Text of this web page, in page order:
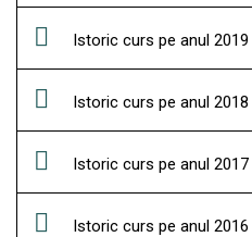
Istoric curs pe anul 2019
Istoric curs pe anul 2018
Istoric curs pe anul 2017
Istoric curs pe anul 2016